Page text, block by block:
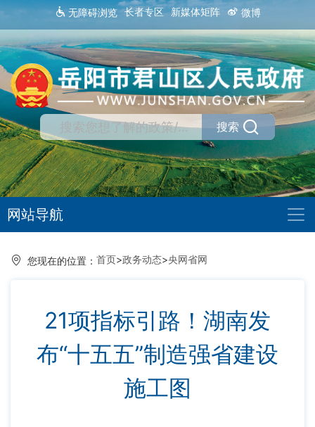
无障碍浏览 长者专区 新媒体矩阵 微博
搜索
网站导航
您现在的位置： 首页>政务动态>央网省网
21项指标引路！湖南发
布“十五五”制造强省建设
施工图